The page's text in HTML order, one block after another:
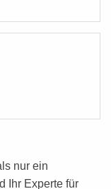
nur ein
Ihr Experte für